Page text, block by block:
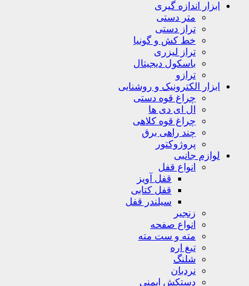
ابزار اندازه گیری
متر دستی
تراز دستی
خط کش و گونیا
تراز لیزری
باسکول دیجیتال
ترازو
ابزار الکترونیک و روشنایی
چراغ قوه دستی
ال ای دی ها
چراغ قوه کلاهی
چند راهی برق
پروژوکتور
لوازم جانبی
انواع قفل
قفل آویز
قفل کتابی
سیلندر قفل
زنجیر
انواع صفحه
مته و ست مته
تیغ اره
شلنگ
نردبان
دستکش ایمنی